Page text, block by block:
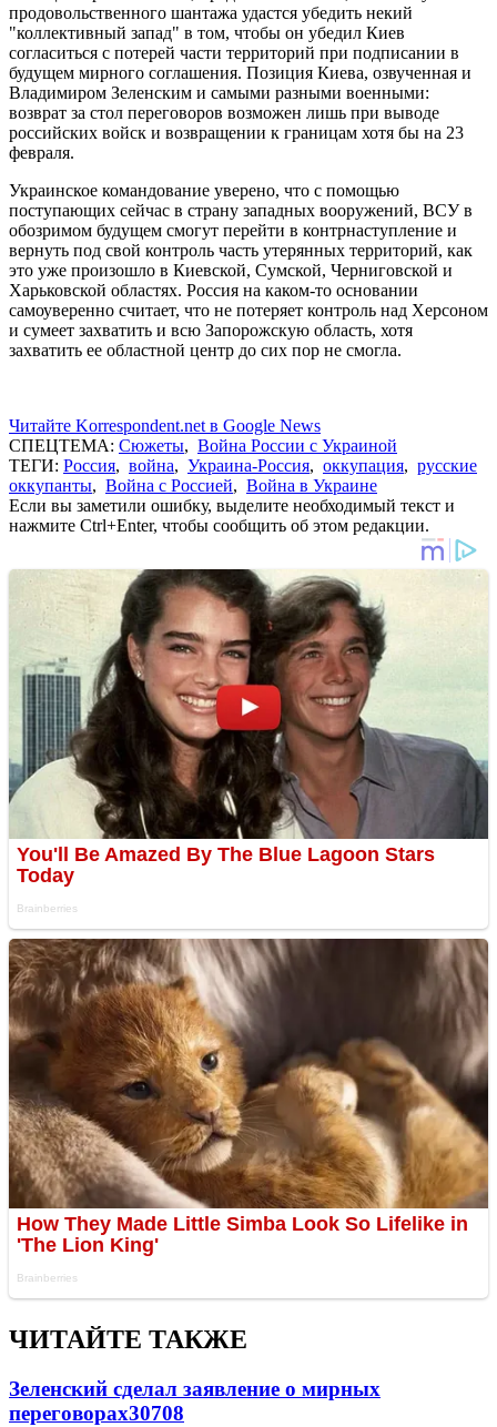
продовольственного шантажа удастся убедить некий
"коллективный запад" в том, чтобы он убедил Киев
согласиться с потерей части территорий при подписании в
будущем мирного соглашения. Позиция Киева, озвученная и
Владимиром Зеленским и самыми разными военными:
возврат за стол переговоров возможен лишь при выводе
российских войск и возвращении к границам хотя бы на 23
февраля.
Украинское командование уверено, что с помощью
поступающих сейчас в страну западных вооружений, ВСУ в
обозримом будущем смогут перейти в контрнаступление и
вернуть под свой контроль часть утерянных территорий, как
это уже произошло в Киевской, Сумской, Черниговской и
Харьковской областях. Россия на каком-то основании
самоуверенно считает, что не потеряет контроль над Херсоном
и сумеет захватить и всю Запорожскую область, хотя
захватить ее областной центр до сих пор не смогла.
Читайте Korrespondent.net в Google News
СПЕЦТЕМА: Сюжеты, Война России с Украиной
ТЕГИ: Россия, война, Украина-Россия, оккупация, русские
оккупанты, Война с Россией, Война в Украине
Если вы заметили ошибку, выделите необходимый текст и
нажмите Ctrl+Enter, чтобы сообщить об этом редакции.
ЧИТАЙТЕ ТАКЖЕ
Зеленский сделал заявление о мирных
переговорах30708